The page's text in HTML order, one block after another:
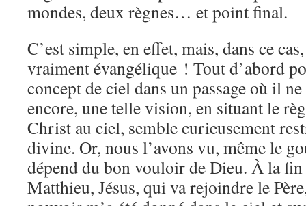
mondes, deux règnes… et point final.
C’est simple, en effet, mais, dans ce
vraiment évangélique ! Tout d’abord
concept de ciel dans un passage où il
encore, une telle vision, en situant le
Christ au ciel, semble curieusement
divine. Or, nous l’avons vu, même le
dépend du bon vouloir de Dieu. À la fin
Matthieu, Jésus, qui va rejoindre le